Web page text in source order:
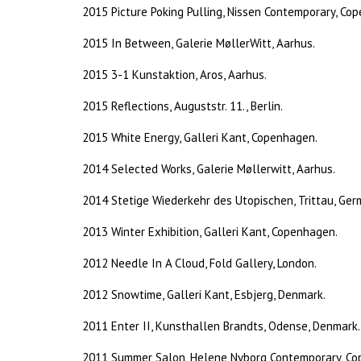
2015 Picture Poking Pulling, Nissen Contemporary,
2015 In Between, Galerie MøllerWitt, Aarhus.
2015 3-1 Kunstaktion, Aros, Aarhus.
2015 Reflections, Auguststr. 11., Berlin.
2015 White Energy, Galleri Kant, Copenhagen.
2014 Selected Works, Galerie Møllerwitt, Aarhus.
2014 Stetige Wiederkehr des Utopischen, Trittau,
2013 Winter Exhibition, Galleri Kant, Copenhagen.
2012 Needle In A Cloud, Fold Gallery, London.
2012 Snowtime, Galleri Kant, Esbjerg, Denmark.
2011 Enter II, Kunsthallen Brandts, Odense, Denmark.
2011 Summer Salon, Helene Nyborg Contemporary,